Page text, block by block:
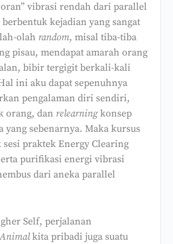
vibrasi rendah dari parallel
kejadian yang sangat
olah random, misal tiba-tiba
pisau, mendapat amarah orang
bibir tergigit berkali-kali
ini aku dapat sepenuhnya
pengalaman diri sendiri,
orang, dan relearningkonsep
yang sebenarnya. Maka kursus
praktek Energy Clearing
purifikasi energi vibrasi
dari aneka parallel
Self, perjalanan
kita pribadi juga suatu